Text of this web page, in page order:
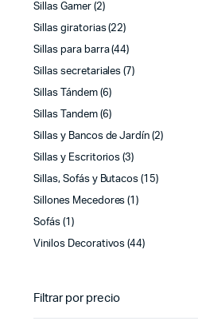
Sillas Gamer (2)
Sillas giratorias (22)
Sillas para barra (44)
Sillas secretariales (7)
Sillas Tándem (6)
Sillas Tandem (6)
Sillas y Bancos de Jardín (2)
Sillas y Escritorios (3)
Sillas, Sofás y Butacos (15)
Sillones Mecedores (1)
Sofás (1)
Vinilos Decorativos (44)
Filtrar por precio